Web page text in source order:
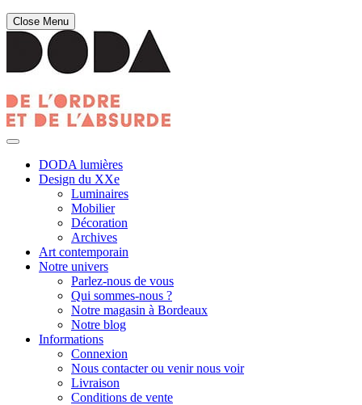
Close Menu
DODA lumières
Design du XXe
Luminaires
Mobilier
Décoration
Archives
Art contemporain
Notre univers
Parlez-nous de vous
Qui sommes-nous ?
Notre magasin à Bordeaux
Notre blog
Informations
Connexion
Nous contacter ou venir nous voir
Livraison
Conditions de vente